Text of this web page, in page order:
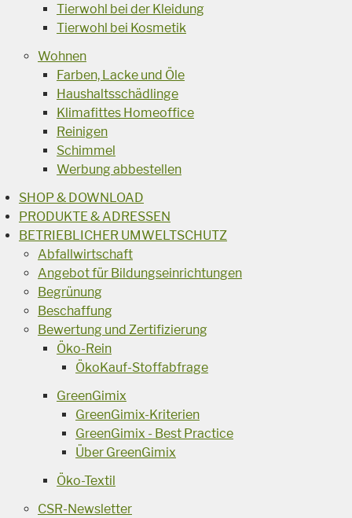
Tierwohl bei der Kleidung
Tierwohl bei Kosmetik
Wohnen
Farben, Lacke und Öle
Haushaltsschädlinge
Klimafittes Homeoffice
Reinigen
Schimmel
Werbung abbestellen
SHOP & DOWNLOAD
PRODUKTE & ADRESSEN
BETRIEBLICHER UMWELTSCHUTZ
Abfallwirtschaft
Angebot für Bildungseinrichtungen
Begrünung
Beschaffung
Bewertung und Zertifizierung
Öko-Rein
ÖkoKauf-Stoffabfrage
GreenGimix
GreenGimix-Kriterien
GreenGimix - Best Practice
Über GreenGimix
Öko-Textil
CSR-Newsletter